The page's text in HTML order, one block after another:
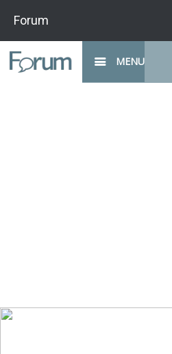
Forum
MENU